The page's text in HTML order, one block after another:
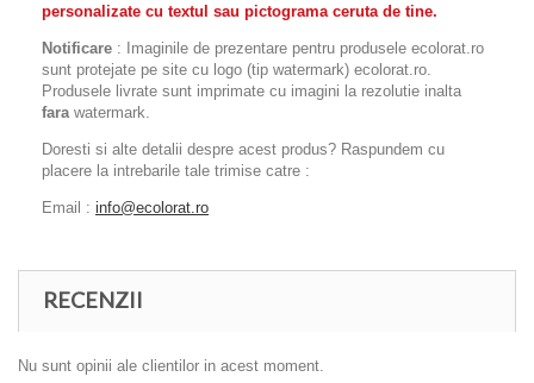
personalizate cu textul sau pictograma ceruta de tine.
Notificare : Imaginile de prezentare pentru produsele ecolorat.ro
sunt protejate pe site cu logo (tip watermark) ecolorat.ro.
Produsele livrate sunt imprimate cu imagini la rezolutie inalta
fara watermark.
Doresti si alte detalii despre acest produs? Raspundem cu
placere la intrebarile tale trimise catre :
Email : info@ecolorat.ro
RECENZII
Nu sunt opinii ale clientilor in acest moment.